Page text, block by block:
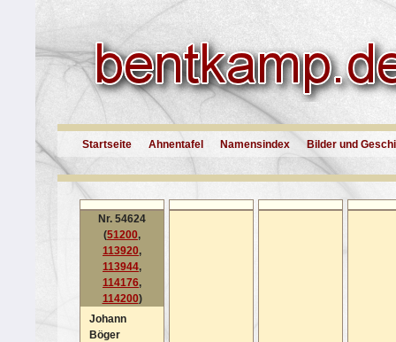
Startseite Ahnentafel Namensindex Bilder und
Nr. 54624
(51200,
113920,
113944,
114176,
114200)
Johann
Böger